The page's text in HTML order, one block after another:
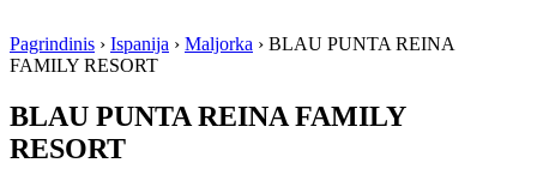
Pagrindinis › Ispanija › Maljorka › BLAU PUNTA REINA
FAMILY RESORT
BLAU PUNTA REINA FAMILY
RESORT